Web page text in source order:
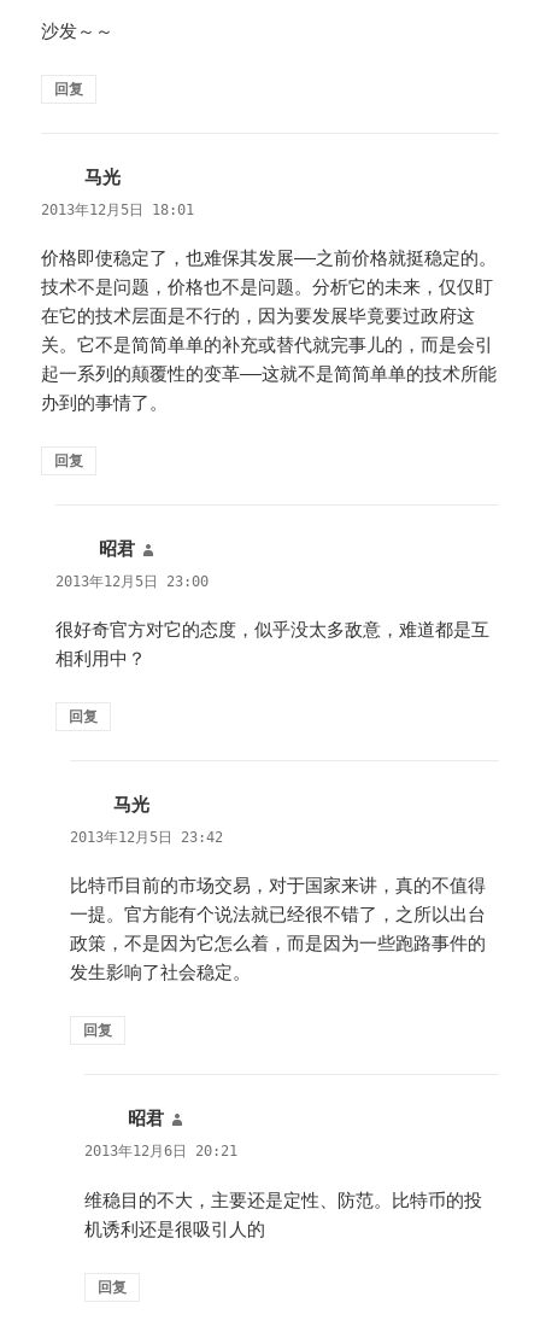
沙发～～
回复
马光
道：
2013年12月5日 18:01
价格即使稳定了，也难保其发展——之前价格就挺稳定的。
技术不是问题，价格也不是问题。分析它的未来，仅仅盯
在它的技术层面是不行的，因为要发展毕竟要过政府这
关。它不是简简单单的补充或替代就完事儿的，而是会引
起一系列的颠覆性的变革——这就不是简简单单的技术所能
办到的事情了。
回复
昭君
道：
2013年12月5日 23:00
很好奇官方对它的态度，似乎没太多敌意，难道都是互
相利用中？
回复
马光
道：
2013年12月5日 23:42
比特币目前的市场交易，对于国家来讲，真的不值得
一提。官方能有个说法就已经很不错了，之所以出台
政策，不是因为它怎么着，而是因为一些跑路事件的
发生影响了社会稳定。
回复
昭君
道：
2013年12月6日 20:21
维稳目的不大，主要还是定性、防范。比特币的投
机诱利还是很吸引人的
回复